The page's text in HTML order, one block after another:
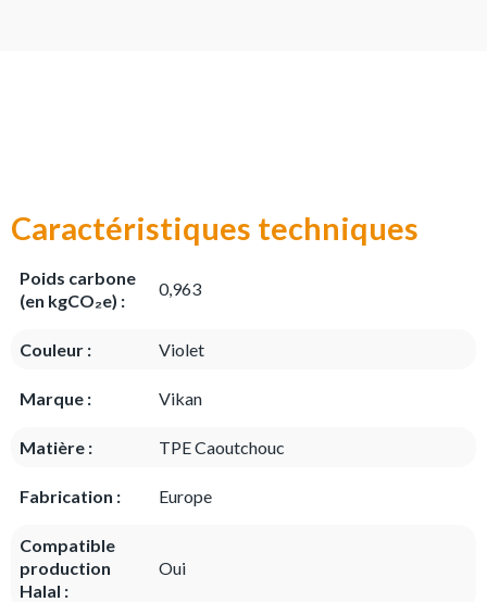
Caractéristiques techniques
Poids carbone
(en kgCO₂e) :
0,963
Couleur : Violet
Marque : Vikan
Matière : TPE Caoutchouc
Fabrication : Europe
Compatible
production
Halal :
Oui